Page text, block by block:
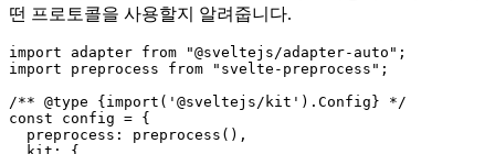
Gitpod의 컨텍스트에서 HTTPS가 아닌 WebSocket을 사용해야
하므로 기본적으로 Vite에 URL이 실제로 어떻게 보이는지, 어
떤 프로토콜을 사용할지 알려줍니다.
import adapter from "@sveltejs/adapter-auto";
import preprocess from "svelte-preprocess";